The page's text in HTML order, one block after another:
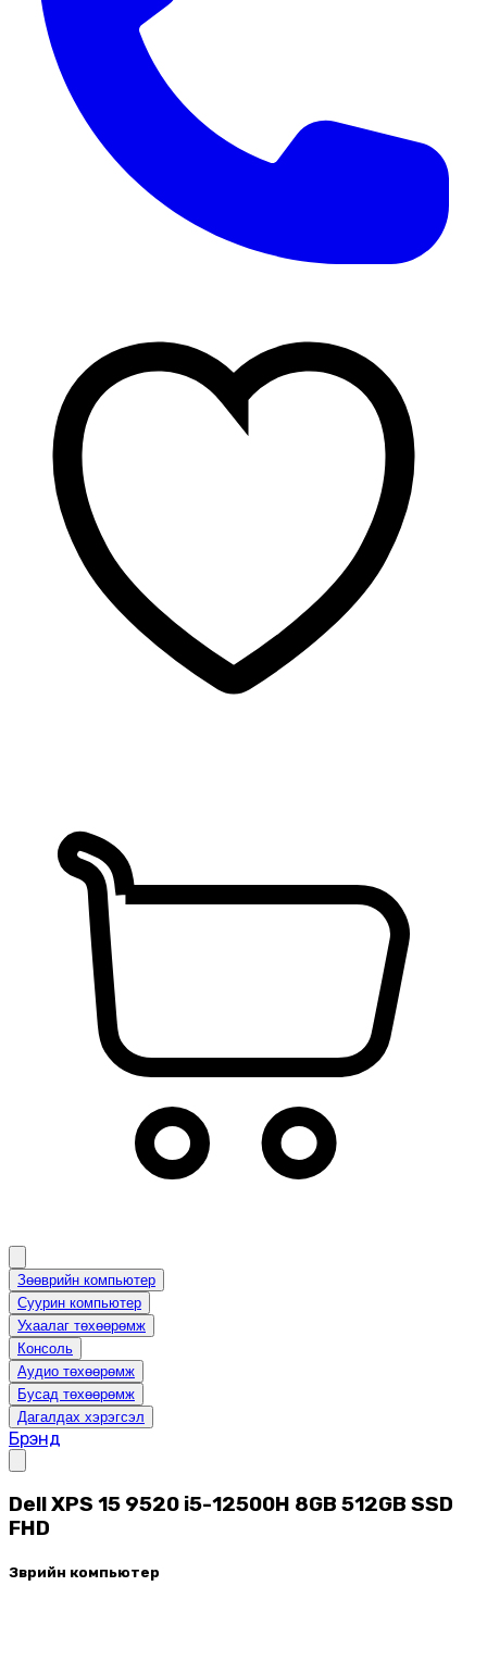
Зөөврийн компьютер
Суурин компьютер
Ухаалаг төхөөрөмж
Консоль
Аудио төхөөрөмж
Бусад төхөөрөмж
Дагалдах хэрэгсэл
Брэнд
Dell XPS 15 9520 i5-12500H 8GB 512GB SSD
FHD
Зөөврийн компьютер